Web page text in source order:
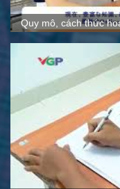
Quy mô, cách thức